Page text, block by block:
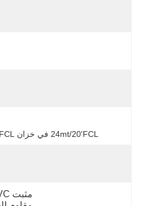
24mt/20'FCL في خزان IBC، 18mt/20'FCL في براميل PE
مثبت PVC عضوي